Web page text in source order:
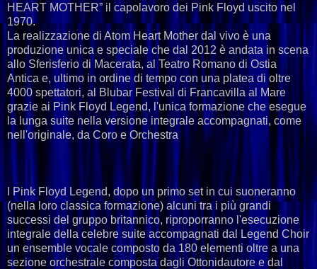
HEART MOTHER” il capolavoro dei Pink Floyd uscito nel
1970.
La realizzazione di Atom Heart Mother dal vivo è una
produzione unica e speciale che dal 2012 è andata in scena
allo Sferisferio di Macerata, al Teatro Romano di Ostia
Antica e, ultimo in ordine di tempo con una platea di oltre
4000 spettatori, al Blubar Festival di Francavilla al Mare
grazie ai Pink Floyd Legend, l'unica formazione che esegue
la lunga suite nella versione integrale accompagnati, come
nell'originale, da Coro e Orchestra
I Pink Floyd Legend, dopo un primo set in cui suoneranno
(nella loro classica formazione) alcuni tra i più grandi
successi del gruppo britannico, riproporranno l'esecuzione
integrale della celebre suite accompagnati dal Legend Choir
un ensemble vocale composto da 180 elementi oltre a una
sezione orchestrale composta dagli Ottonidautore e dal